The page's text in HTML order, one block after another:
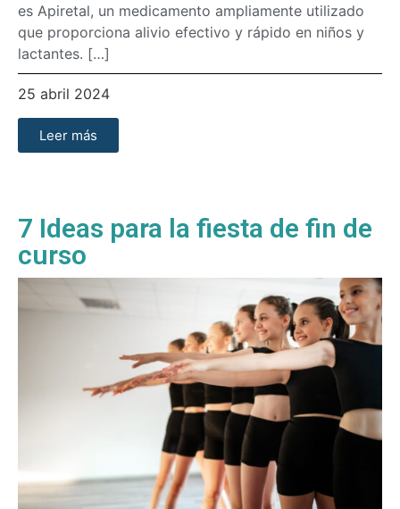
es Apiretal, un medicamento ampliamente utilizado
que proporciona alivio efectivo y rápido en niños y
lactantes. […]
25 abril 2024
Leer más
7 Ideas para la fiesta de fin de
curso